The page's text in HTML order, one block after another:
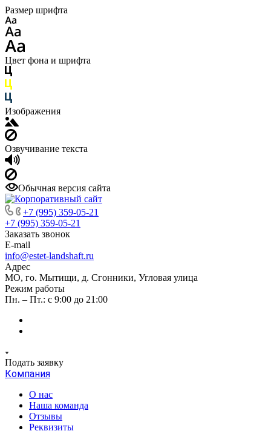
Размер шрифта
Цвет фона и шрифта
Изображения
Озвучивание текста
Обычная версия сайта
+7 (995) 359-05-21
+7 (995) 359-05-21
Заказать звонок
E-mail
info@estet-landshaft.ru
Адрес
МО, го. Мытищи, д. Сгонники, Угловая улица
Режим работы
Пн. – Пт.: с 9:00 до 21:00
Подать заявку
Компания
О нас
Наша команда
Отзывы
Реквизиты